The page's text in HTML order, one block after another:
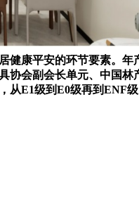
康平安的环节要素。
会副会长单元、中国
E1级到E0级再到ENF